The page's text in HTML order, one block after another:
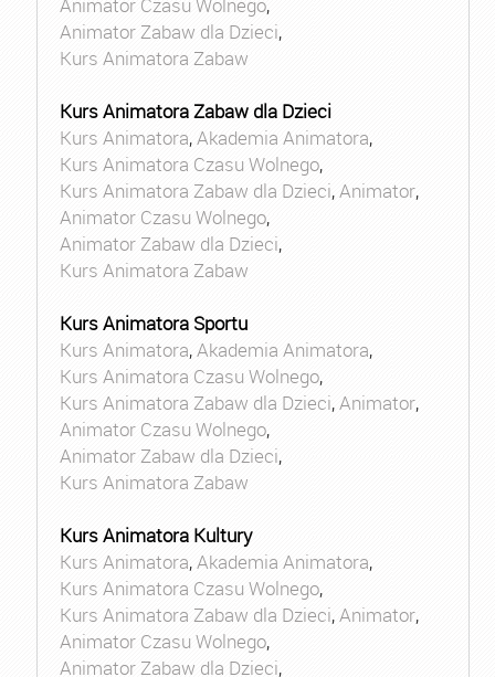
Animator Zabaw dla Dzieci,
Kurs Animatora Zabaw
Kurs Animatora Zabaw dla Dzieci
Kurs Animatora,Akademia Animatora,
Kurs Animatora Czasu Wolnego,
Kurs Animatora Zabaw dla Dzieci,Animator,
Animator Czasu Wolnego,
Animator Zabaw dla Dzieci,
Kurs Animatora Zabaw
Kurs Animatora Sportu
Kurs Animatora,Akademia Animatora,
Kurs Animatora Czasu Wolnego,
Kurs Animatora Zabaw dla Dzieci,Animator,
Animator Czasu Wolnego,
Animator Zabaw dla Dzieci,
Kurs Animatora Zabaw
Kurs Animatora Kultury
Kurs Animatora,Akademia Animatora,
Kurs Animatora Czasu Wolnego,
Kurs Animatora Zabaw dla Dzieci,Animator,
Animator Czasu Wolnego,
Animator Zabaw dla Dzieci,